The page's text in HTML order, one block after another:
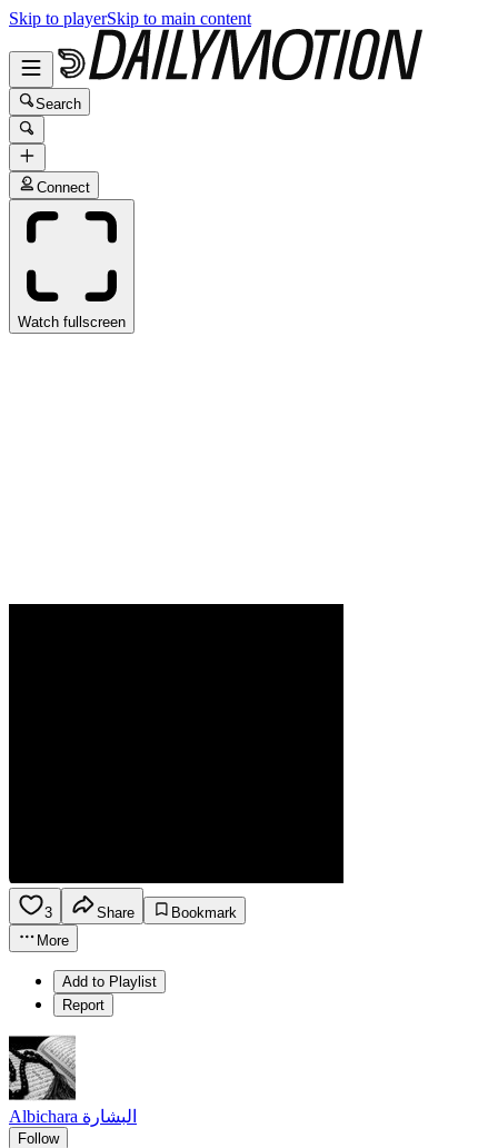
Skip to playerSkip to main content
Search
Connect
Watch fullscreen
3 Share
Bookmark
More
Add to Playlist
Report
Albichara البشارة
Follow